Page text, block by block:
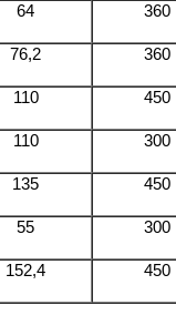
64 360
76,2 360
110 450
110 300
135 450
55 300
152,4 450